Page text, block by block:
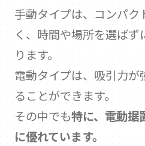
手動タイプは、コンパ
く、時間や場所を選ば
ります。
電動タイプは、吸引力
ることができます。
その中でも特に、電動据
に優れています。